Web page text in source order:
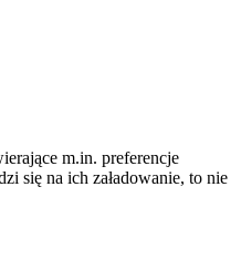
m.in. preferencje
się na ich załadowanie, to nie